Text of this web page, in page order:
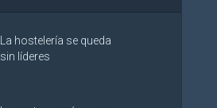
La hostelería se queda
sin líderes